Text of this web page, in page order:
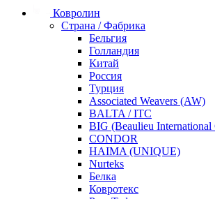
Ковролин
Страна / Фабрика
Бельгия
Голландия
Китай
Россия
Турция
Associated Weavers (AW)
BALTA / ITC
BIG (Beaulieu International
CONDOR
HAIMA (UNIQUE)
Nurteks
Белка
Ковротекс